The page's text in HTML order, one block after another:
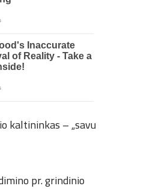
kaltininkas – „savu
pr. grindinio